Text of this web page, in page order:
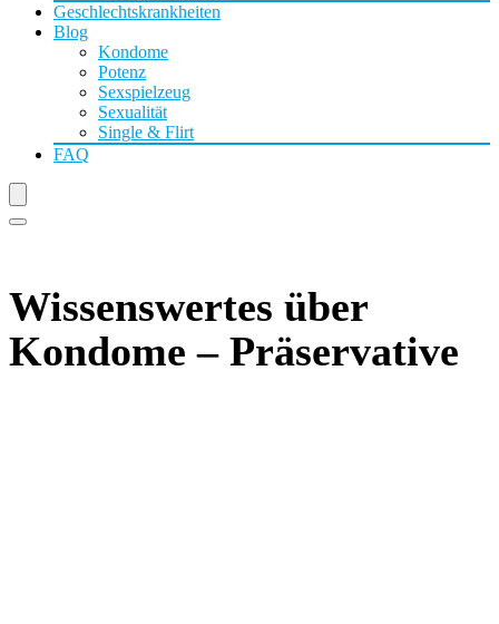
Geschlechtskrankheiten
Blog
Kondome
Potenz
Sexspielzeug
Sexualität
Single & Flirt
FAQ
Wissenswertes über
Kondome – Präservative